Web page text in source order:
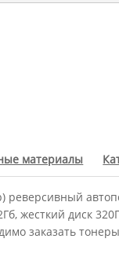
материалы
жесткий диск
заказать